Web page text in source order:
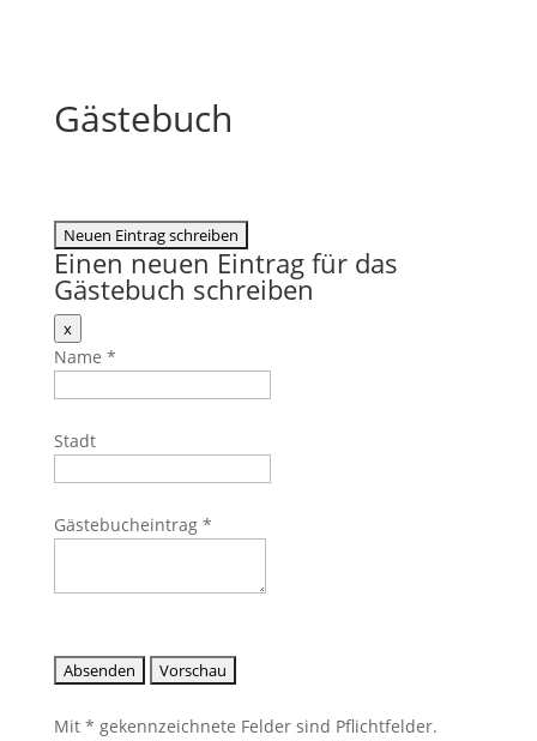
Gästebuch
Einen neuen Eintrag für das
Gästebuch schreiben
xDieses
Formular
ausblenden
Name *
Stadt
Gästebucheintrag *
Mit * gekennzeichnete Felder sind Pflichtfelder.